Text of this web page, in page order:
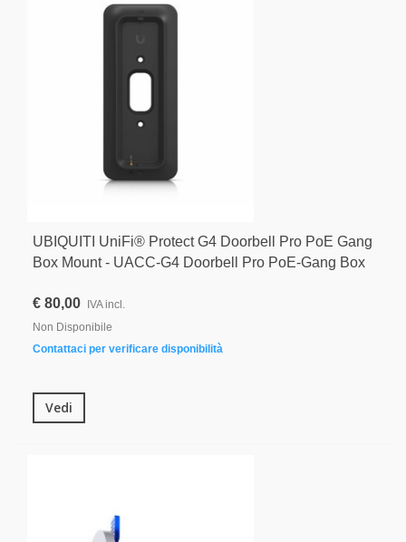
UBIQUITI UniFi® Protect G4 Doorbell Pro PoE Gang
Box Mount - UACC-G4 Doorbell Pro PoE-Gang Box
€ 80,00 IVA incl.
Non Disponibile
Contattaci per verificare disponibilità
Vedi